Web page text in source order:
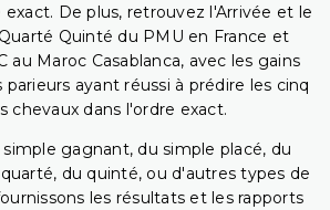
exact. De plus, retrouvez l'Arrivée et le
Quinté du PMU en France et
au Maroc Casablanca, avec les gains
ayant réussi à prédire les cinq
chevaux dans l'ordre exact.
simple gagnant, du simple placé, du
du quinté, ou d'autres types de
les résultats et les rapports